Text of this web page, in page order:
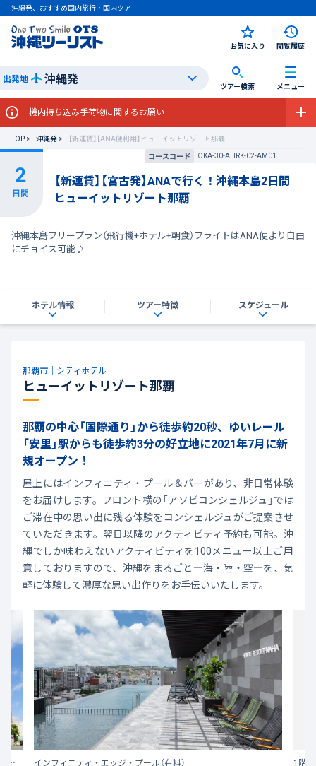
沖縄発、おすすめ国内旅行・国内ツアー
お気に入り 閲覧履歴
出発地 沖縄発 ツアー検索 メニュー
機内持ち込み手荷物に関するお願い
TOP 沖縄発
【新運賃】【ANA便利用】ヒューイットリゾート那覇
コースコード
OKA-30-AHRK-02-AM01
【新運賃】【宮古発】ANAで行く！沖縄本島2日間
ヒューイットリゾート那覇
沖縄本島フリープラン（飛行機+ホテル+朝食）フライトはANA便より自由
にチョイス可能♪
ホテル情報 ツアー特徴 スケジュール
那覇市｜シティホテル
ヒューイットリゾート那覇
那覇の中心「国際通り」から徒歩約20秒、ゆいレール
「安里」駅からも徒歩約3分の好立地に2021年7月に新
規オープン！
屋上にはインフィニティ・プール＆バーがあり、非日常体験
をお届けします。フロント横の「アソビコンシェルジュ」では
ご滞在中の思い出に残る体験をコンシェルジュがご提案させ
ていただきます。翌日以降のアクティビティ予約も可能。沖
縄でしか味わえないアクティビティを100メニュー以上ご用
意しておりますので、沖縄をまるごと―海・陸・空―を、気
軽に体験して濃厚な思い出作りをお手伝いいたします。
那覇の中心「国際通り」から徒歩約20秒、ゆいレール「安里」駅からも徒歩約3分の好立地に2021年7月に新規オープン！ インフィニティ・エッジ・プール（有料） 1階